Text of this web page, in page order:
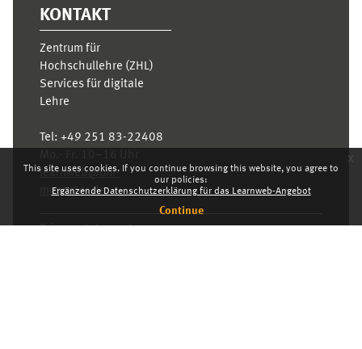
This site uses cookies. If you continue browsing this website, you agree to
our policies:
Ergänzende Datenschutzerklärung für das Learnweb-Angebot
Continue
x
KONTAKT
Zentrum für
Hochschullehre (ZHL)
Services für digitale
Lehre
Tel: +49 251 83-22408
learnweb@uni-
muenster.de
Privacy statement